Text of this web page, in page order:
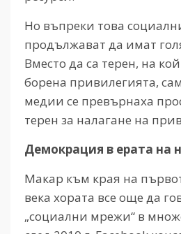
Но въпреки това
продължават да имат
Вместо да са терен, на
борена привилегията,
медии се превърнаха
терен за налагане на
Демокрация в ерата на
Макар към края на
века хората все още да
„социални мрежи“ в